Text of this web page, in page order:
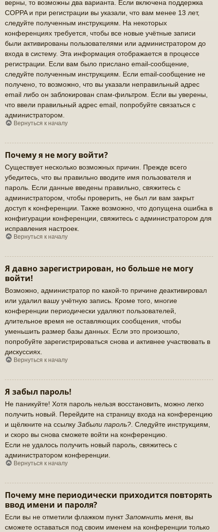
верны, то возможны два варианта. Если включена поддержка
COPPA и при регистрации вы указали, что вам менее 13 лет,
следуйте полученным инструкциям. На некоторых
конференциях требуется, чтобы все новые учётные записи
были активированы пользователями или администратором до
входа в систему. Эта информация отображается в процессе
регистрации. Если вам было прислано email-сообщение,
следуйте полученным инструкциям. Если email-сообщение не
получено, то возможно, что вы указали неправильный адрес
email либо он заблокирован спам-фильтром. Если вы уверены,
что ввели правильный адрес email, попробуйте связаться с
администратором.
Вернуться к началу
Почему я не могу войти?
Существует несколько возможных причин. Прежде всего
убедитесь, что вы правильно вводите имя пользователя и
пароль. Если данные введены правильно, свяжитесь с
администратором, чтобы проверить, не был ли вам закрыт
доступ к конференции. Также возможно, что допущена ошибка в
конфигурации конференции, свяжитесь с администратором для
исправления настроек.
Вернуться к началу
Я давно зарегистрирован, но больше не могу
войти!
Возможно, администратор по какой-то причине деактивировал
или удалил вашу учётную запись. Кроме того, многие
конференции периодически удаляют пользователей,
длительное время не оставляющих сообщения, чтобы
уменьшить размер базы данных. Если это произошло,
попробуйте зарегистрироваться снова и активнее участвовать в
дискуссиях.
Вернуться к началу
Я забыл пароль!
Не паникуйте! Хотя пароль нельзя восстановить, можно легко
получить новый. Перейдите на страницу входа на конференцию
и щёлкните на ссылку Забыли пароль? . Следуйте инструкциям,
и скоро вы снова сможете войти на конференцию.
Если не удалось получить новый пароль, свяжитесь с
администратором конференции.
Вернуться к началу
Почему мне периодически приходится повторять
ввод имени и пароля?
Если вы не отметили флажком пунктЗапомнить меня , вы
сможете оставаться под своим именем на конференции только